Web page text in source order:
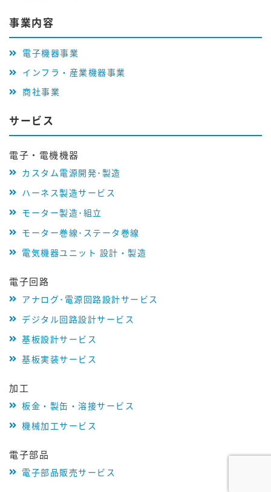
事業内容
電子機器事業
インフラ・産業機器事業
商社事業
サービス
電子・電機機器
カスタム電源開発･製造
ハーネス製造サービス
モーター製造･組立
モーター巻線･ステータ巻線
電気機器ユニット 設計・製造
電子回路
アナログ･電源回路設計サービス
デジタル回路設計サービス
基板設計サービス
基板実装サービス
加工
板金・製缶・溶接サービス
機械加工サービス
電子部品
電子部品販売サービス